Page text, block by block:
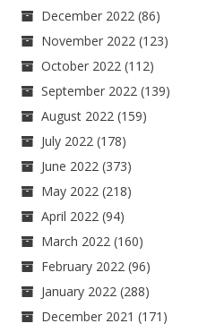
December 2022 (86)
November 2022 (123)
October 2022 (112)
September 2022 (139)
August 2022 (159)
July 2022 (178)
June 2022 (373)
May 2022 (218)
April 2022 (94)
March 2022 (160)
February 2022 (96)
January 2022 (288)
December 2021 (171)